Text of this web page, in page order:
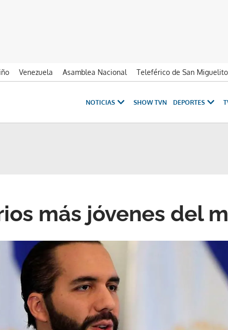
Venezuela Asamblea Nacional Teleférico de San Miguelito
NOTICIAS SHOW TVN DEPORTES
más jóvenes del